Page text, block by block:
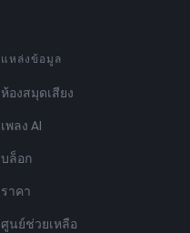
แหล่งข้อมูล
ห้องสมุดเสียง
เพลง AI
บล็อก
ราคา
ศูนย์ช่วยเหลือ